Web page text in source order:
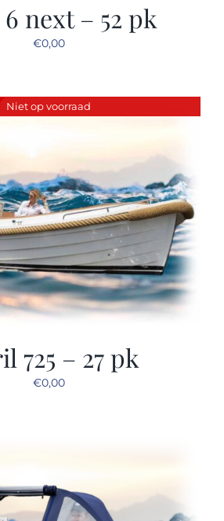
next – 52 pk
€0,00
Niet op voorraad
725 – 27 pk
€0,00